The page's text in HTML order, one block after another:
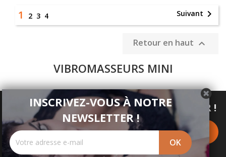
1 2 3 4 Suivant 
Retour en haut 
VIBROMASSEURS MINI
INSCRIVEZ-VOUS À NOTRE NEWSLETTER !
INSCRIVEZ-VOUS À NOTRE
NEWSLETTER !